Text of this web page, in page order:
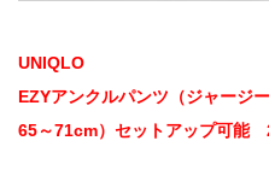
UNIQLO
EZYアンクルパンツ（ジャージ
65～71cm）セットアップ可能